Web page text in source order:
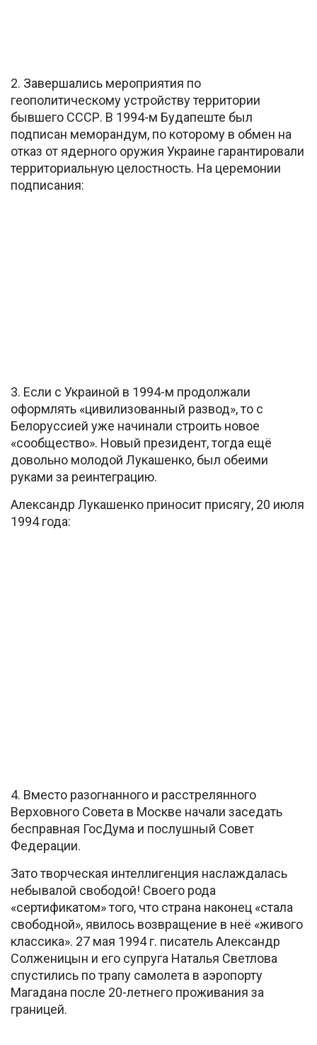
2. Завершались мероприятия по
геополитическому устройству территории
бывшего СССР. В 1994-м Будапеште был
подписан меморандум, по которому в обмен на
отказ от ядерного оружия Украине гарантировали
территориальную целостность. На церемонии
подписания:
3. Если с Украиной в 1994-м продолжали
оформлять «цивилизованный развод», то с
Белоруссией уже начинали строить новое
«сообщество». Новый президент, тогда ещё
довольно молодой Лукашенко, был обеими
руками за реинтеграцию.
Александр Лукашенко приносит присягу, 20 июля
1994 года:
4. Вместо разогнанного и расстрелянного
Верховного Совета в Москве начали заседать
бесправная ГосДума и послушный Совет
Федерации.
Зато творческая интеллигенция наслаждалась
небывалой свободой! Своего рода
«сертификатом» того, что страна наконец «стала
свободной», явилось возвращение в неё «живого
классика». 27 мая 1994 г. писатель Александр
Солженицын и его супруга Наталья Светлова
спустились по трапу самолета в аэропорту
Магадана после 20-летнего проживания за
границей.